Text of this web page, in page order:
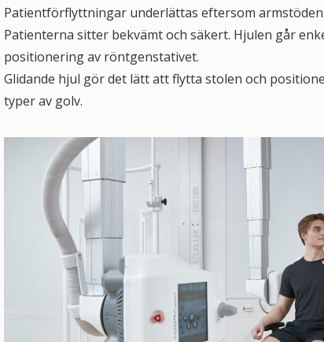
Patientförflyttningar underlättas eftersom
Patienterna sitter bekvämt och säkert. Hjulen går
positionering av röntgenstativet.
Glidande hjul gör det lätt att flytta stolen och
typer av golv.